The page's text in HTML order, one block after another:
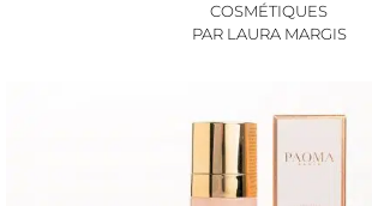
COSMÉTIQUES
PAR LAURA MARGIS